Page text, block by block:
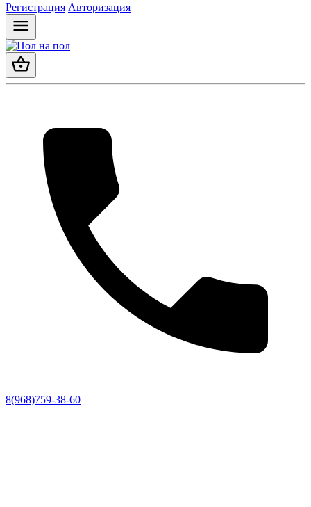
Регистрация Авторизация
8(968)759-38-60